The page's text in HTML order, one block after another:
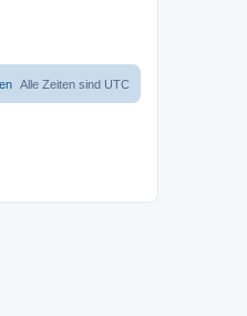
Alle Zeiten sind UTC